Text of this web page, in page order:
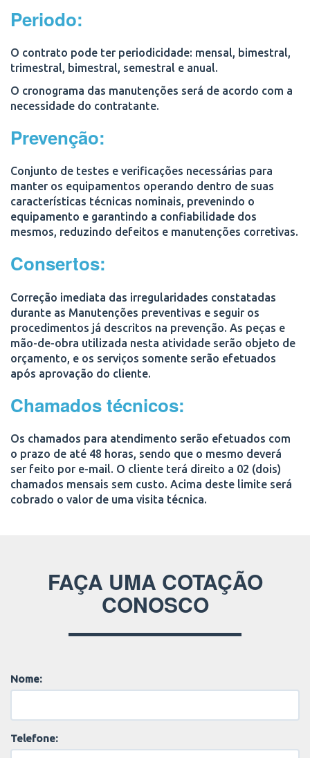
Periodo:
O contrato pode ter periodicidade: mensal, bimestral,
trimestral, bimestral, semestral e anual.
O cronograma das manutenções será de acordo com a
necessidade do contratante.
Prevenção:
Conjunto de testes e verificações necessárias para
manter os equipamentos operando dentro de suas
características técnicas nominais, prevenindo o
equipamento e garantindo a confiabilidade dos
mesmos, reduzindo defeitos e manutenções corretivas.
Consertos:
Correção imediata das irregularidades constatadas
durante as Manutenções preventivas e seguir os
procedimentos já descritos na prevenção. As peças e
mão-de-obra utilizada nesta atividade serão objeto de
orçamento, e os serviços somente serão efetuados
após aprovação do cliente.
Chamados técnicos:
Os chamados para atendimento serão efetuados com
o prazo de até 48 horas, sendo que o mesmo deverá
ser feito por e-mail. O cliente terá direito a 02 (dois)
chamados mensais sem custo. Acima deste limite será
cobrado o valor de uma visita técnica.
FAÇA UMA COTAÇÃO
CONOSCO
Nome:
Telefone: